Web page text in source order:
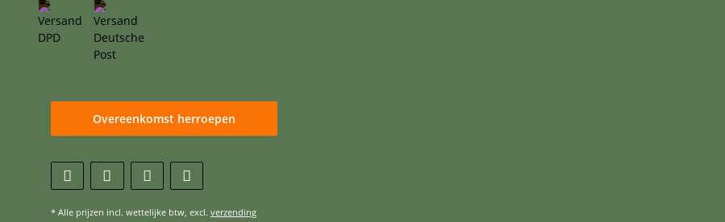
Overeenkomst herroepen
* Alle prijzen incl. wettelijke btw, excl. verzending